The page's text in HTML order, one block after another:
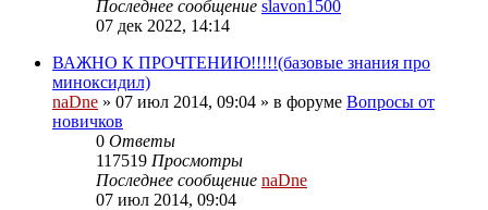
Последнее сообщение slavon1500
07 дек 2022, 14:14
ВАЖНО К ПРОЧТЕНИЮ!!!!!(базовые знания про
миноксидил)
naDne » 07 июл 2014, 09:04 » в форуме Вопросы от
новичков
0 Ответы
117519 Просмотры
Последнее сообщение naDne
07 июл 2014, 09:04